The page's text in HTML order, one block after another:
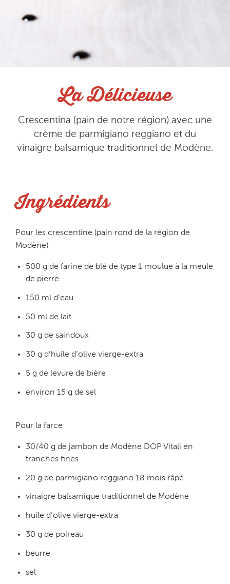
La Délicieuse
Crescentina (pain de notre région) avec une
crème de parmigiano reggiano et du
vinaigre balsamique traditionnel de Modène.
Ingrédients
Pour les crescentine (pain rond de la région de
Modène)
500 g de farine de blé de type 1 moulue à la meule
de pierre
150 ml d’eau
50 ml de lait
30 g de saindoux
30 g d’huile d’olive vierge-extra
5 g de levure de bière
environ 15 g de sel
Pour la farce
30/40 g de jambon de Modène DOP Vitali en
tranches fines
20 g de parmigiano reggiano 18 mois râpé
vinaigre balsamique traditionnel de Modène
huile d’olive vierge-extra
30 g de poireau
beurre
sel